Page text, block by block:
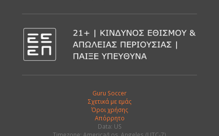
Guru Soccer
Σχετικά με εμάς
Όροι χρήσης
Απόρρητο
Data: US
Timezone: America/Los_Angeles (UTC-7)